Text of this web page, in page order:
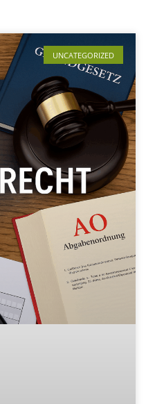
UNCATEGORIZED